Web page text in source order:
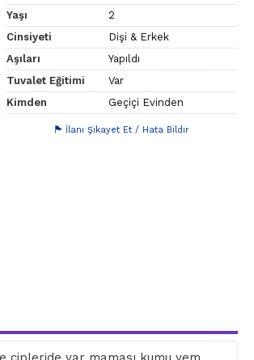
Yaşı
2
Cinsiyeti
Dişi & Erkek
Aşıları
Yapıldı
Tuvalet Eğitimi
Var
Kimden
Geçiçi Evinden
İlanı Şikayet Et / Hata Bildir